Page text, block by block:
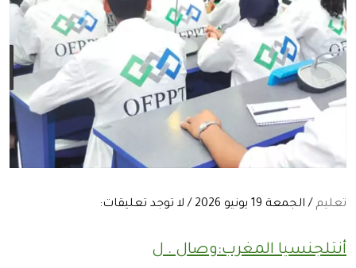
تعليم / الجمعة 19 يونيو 2026 / لا توجد تعليقات:
أنتلجنسيا المغرب:وصال . ل